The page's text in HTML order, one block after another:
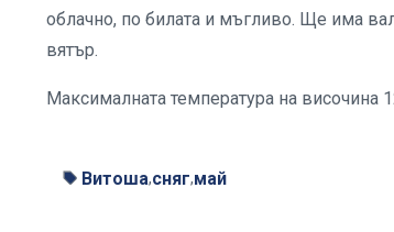
облачно, по билата и мъгливо. Ще има
вятър.
Максималната температура на височина
Витоша,сняг,май